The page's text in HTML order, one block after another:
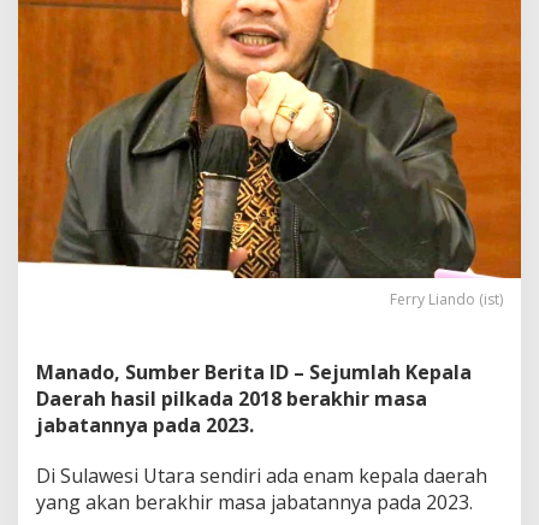
L
i
a
n
d
o
:
P
a
s
a
n
y
e
b
t
a
Ferry Liando (ist)
Manado, Sumber Berita ID – Sejumlah Kepala
Daerah hasil pilkada 2018 berakhir masa
jabatannya pada 2023.
Di Sulawesi Utara sendiri ada enam kepala daerah
yang akan berakhir masa jabatannya pada 2023.